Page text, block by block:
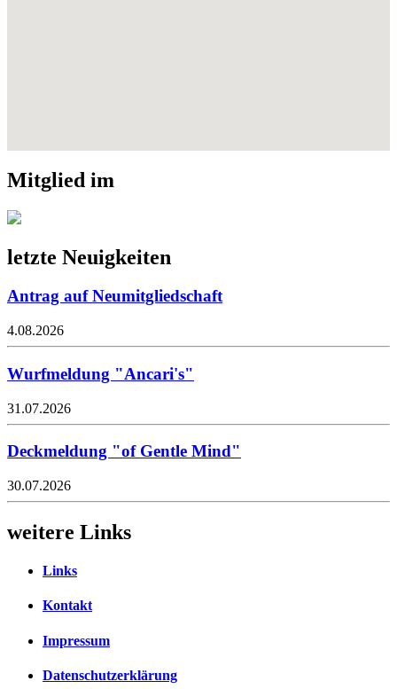
Mitglied im
letzte Neuigkeiten
Antrag auf Neumitgliedschaft
4.08.2026
Wurfmeldung "Ancari's"
31.07.2026
Deckmeldung "of Gentle Mind"
30.07.2026
weitere Links
Links
Kontakt
Impressum
Datenschutzerklärung